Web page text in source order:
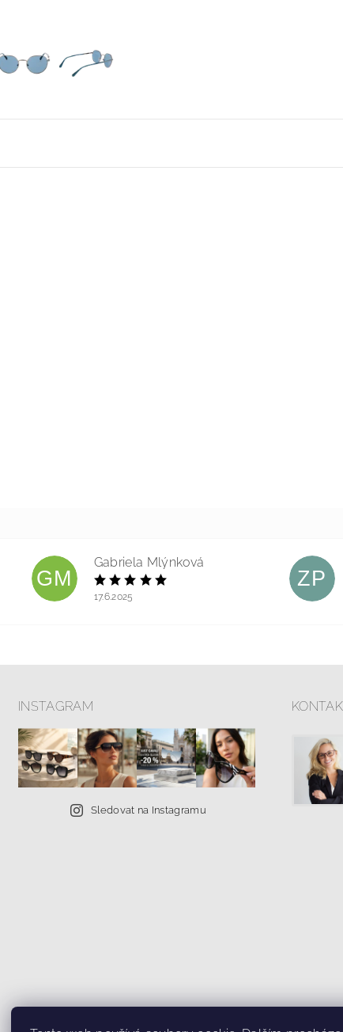
GM
Gabriela Mlýnková
17.6.2025
ZP
INSTAGRAM
Sledovat na Instagramu